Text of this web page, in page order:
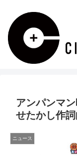
アンパンマ
せたかし作
ニュース